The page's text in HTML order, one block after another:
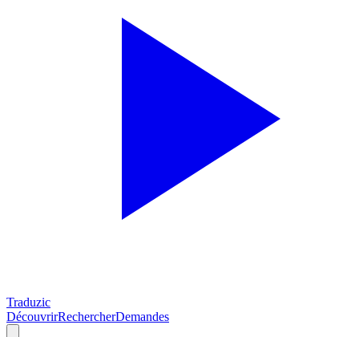
Traduzic
DécouvrirRechercherDemandes